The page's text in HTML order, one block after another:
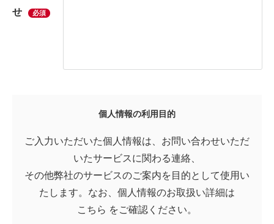
せ
必須
個人情報の利用目的
ご入力いただいた個人情報は、お問い合わせいただ
いたサービスに関わる連絡、
その他弊社のサービスのご案内を目的として使用い
たします。なお、個人情報のお取扱い詳細は
こちら をご確認ください。